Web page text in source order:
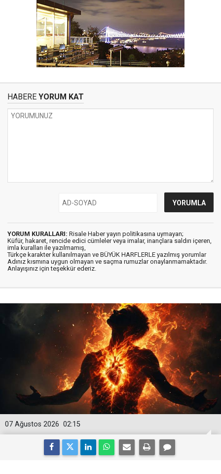
HABERE YORUM KAT
YORUM KURALLARI: Risale Haber yayın politikasına uymayan;
Küfür, hakaret, rencide edici cümleler veya imalar, inançlara saldırı içeren,
imla kuralları ile yazılmamış,
Türkçe karakter kullanılmayan ve BÜYÜK HARFLERLE yazılmış yorumlar
Adınız kısmına uygun olmayan ve saçma rumuzlar onaylanmamaktadır.
Anlayışınız için teşekkür ederiz.
02:15
07 Ağustos 2026